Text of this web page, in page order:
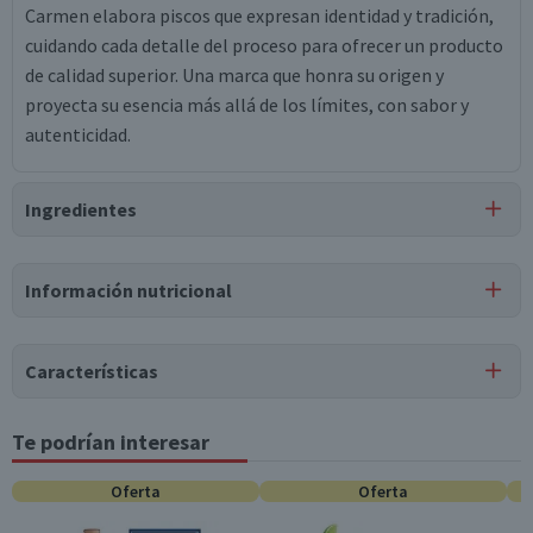
Carmen elabora piscos que expresan identidad y tradición,
cuidando cada detalle del proceso para ofrecer un producto
de calidad superior. Una marca que honra su origen y
proyecta su esencia más allá de los límites, con sabor y
autenticidad.
Ingredientes
Información nutricional
Tabla nutricional
medios
Características
Tipo de Producto
Pisco
Pack-Unitario
Unitario
Te podrían interesar
Oferta Oferta